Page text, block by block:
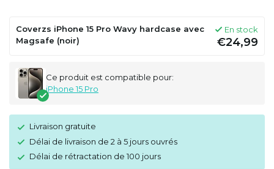
Coverzs iPhone 15 Pro Wavy hardcase avec
Magsafe (noir)
En stock
€24,99
Ce produit est compatible pour:
iPhone 15 Pro
Livraison gratuite
Délai de livraison de 2 à 5 jours ouvrés
Délai de rétractation de 100 jours